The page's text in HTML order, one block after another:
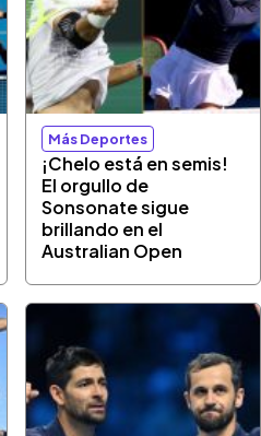
Más Deportes
¡Chelo está en semis!
El orgullo de
Sonsonate sigue
brillando en el
Australian Open